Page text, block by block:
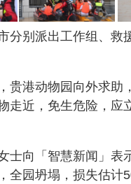
分别派出工作组、救
贵港动物园向外求助
走近，免生危险，应
士向「智慧新闻」表
全园坍塌，损失估计